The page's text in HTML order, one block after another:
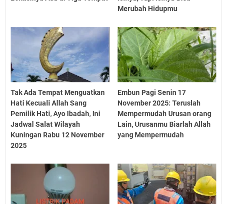
Merubah Hidupmu
Tak Ada Tempat Menguatkan
Hati Kecuali Allah Sang
Pemilik Hati, Ayo Ibadah, Ini
Jadwal Salat Wilayah
Kuningan Rabu 12 November
2025
Embun Pagi Senin 17
November 2025: Teruslah
Mempermudah Urusan orang
Lain, Urusanmu Biarlah Allah
yang Mempermudah